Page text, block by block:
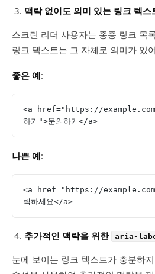
맥락 없이도 의미 있는 링크 텍스
스크린 리더 사용자는 종종 링크 목
링크 텍스트는 그 자체로 의미가 있
좋은 예:
<a href="https://
하기">문의하기</a>
나쁜 예:
<a href="https://
릭하세요</a>
추가적인 맥락을 위한 aria-
눈에 보이는 링크 텍스트가 충분하